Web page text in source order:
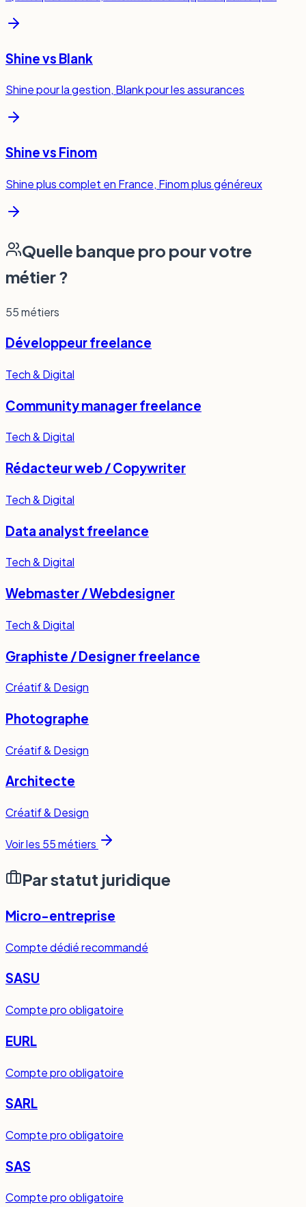
Shine vs Blank
Shine pour la gestion, Blank pour les assurances
Shine vs Finom
Shine plus complet en France, Finom plus généreux
Quelle banque pro pour votre
métier ?
55métiers
Développeur freelance
Tech & Digital
Community manager freelance
Tech & Digital
Rédacteur web / Copywriter
Tech & Digital
Data analyst freelance
Tech & Digital
Webmaster / Webdesigner
Tech & Digital
Graphiste / Designer freelance
Créatif & Design
Photographe
Créatif & Design
Architecte
Créatif & Design
Voir les 55métiers
Par statut juridique
Micro-entreprise
Compte dédié recommandé
SASU
Compte pro obligatoire
EURL
Compte pro obligatoire
SARL
Compte pro obligatoire
SAS
Compte pro obligatoire